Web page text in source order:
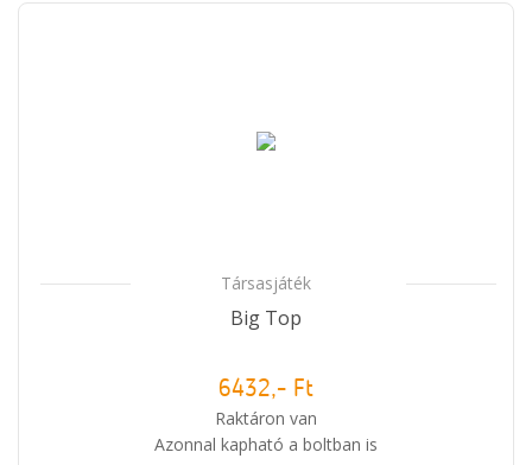
Társasjáték
Big Top
6432,- Ft
Raktáron van
Azonnal kapható a boltban is